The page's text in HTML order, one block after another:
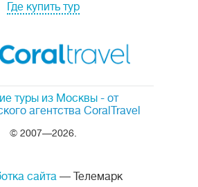
туры из Москвы - от
агентства CoralTravel
© 2007—2026.
Где купить тур
сайта— Телемарк